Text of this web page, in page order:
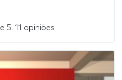
5. 11 opiniões